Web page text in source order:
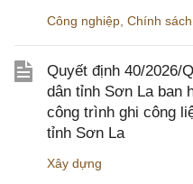
Công nghiệp Chính sách
Quyết định 40/2026/
dân tỉnh Sơn La ban
công trình ghi công
tỉnh Sơn La
Xây dựng